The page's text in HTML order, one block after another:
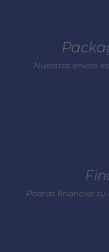
Nuestros envios
Podrás financiar tu